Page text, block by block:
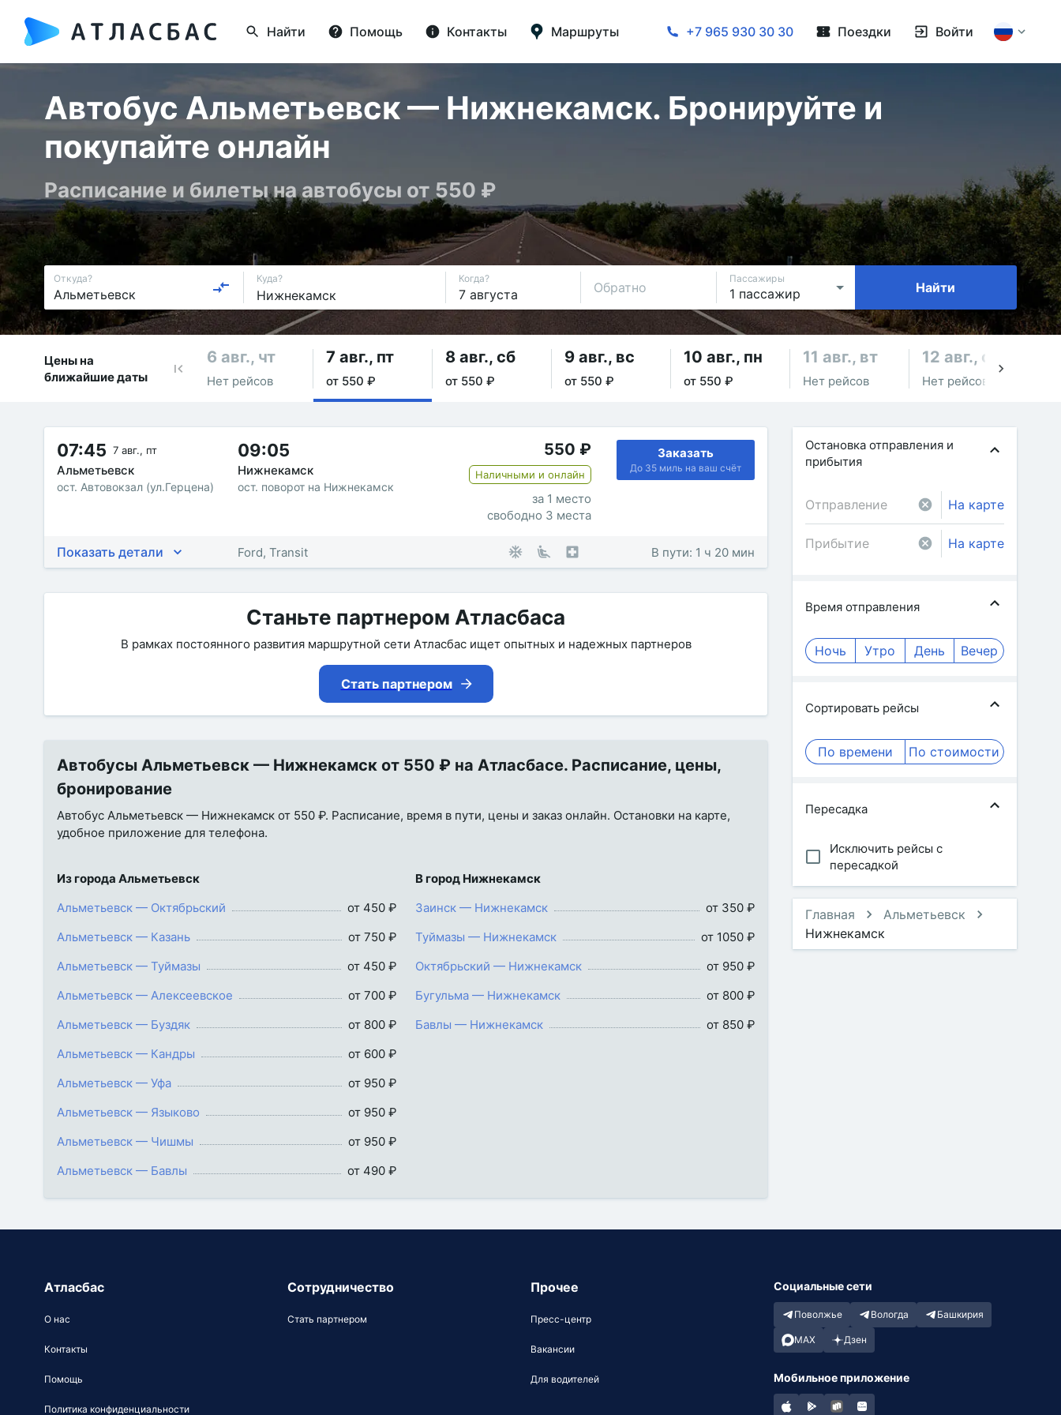
Найти Помощь Контакты Маршруты +7 965 930 30 30 Поездки Войти
Автобус Альметьевск — Нижнекамск. Бронируйте и
покупайте онлайн
Расписание и билеты на автобусы от 550 ₽
Откуда? Куда? Когда?
Обратно
Пассажиры
Найти
Цены на
ближайшие даты
6 авг., чт
Нет рейсов
7 авг., пт
от 550 ₽
8 авг., сб
от 550 ₽
9 авг., вс
от 550 ₽
10 авг., пн
от 550 ₽
11 авг., вт
Нет рейсов
12 авг., ср
Нет рейсов
07:45 7 авг., пт
Альметьевск
ост. Автовокзал (ул.Герцена)
09:05
Нижнекамск
ост. поворот на Нижнекамск
550 ₽
Наличными и онлайн
за 1 место
свободно 3 места
Заказать
До 35 миль на ваш счёт
Показать детали Ford, Transit В пути: 1 ч 20 мин
Станьте партнером Атласбаса
В рамках постоянного развития маршрутной сети Атласбас ищет опытных и надежных партнеров
Стать партнером
Автобусы Альметьевск — Нижнекамск от 550 ₽ на Атласбасе. Расписание, цены,
бронирование
Автобус Альметьевск — Нижнекамск от 550 ₽. Расписание, время в пути, цены и заказ онлайн. Остановки на карте,
удобное приложение для телефона.
Из города Альметьевск
Альметьевск — Октябрьский
от 450 ₽
Альметьевск — Казань
от 750 ₽
Альметьевск — Туймазы
от 450 ₽
Альметьевск — Алексеевское
от 700 ₽
Альметьевск — Буздяк
от 800 ₽
Альметьевск — Кандры
от 600 ₽
Альметьевск — Уфа
от 950 ₽
Альметьевск — Языково
от 950 ₽
Альметьевск — Чишмы
от 950 ₽
Альметьевск — Бавлы
от 490 ₽
В город Нижнекамск
Заинск — Нижнекамск
от 350 ₽
Туймазы — Нижнекамск
от 1050 ₽
Октябрьский — Нижнекамск
от 950 ₽
Бугульма — Нижнекамск
от 800 ₽
Бавлы — Нижнекамск
от 850 ₽
Остановка отправления и
прибытия
На карте
На карте
Время отправления
Ночь Утро День Вечер
Сортировать рейсы
По времени По стоимости
Пересадка
Исключить рейсы с
пересадкой
Главная
Альметьевск
Нижнекамск
Атласбас
О нас
Контакты
Помощь
Политика конфиденциальности
Сотрудничество
Стать партнером
Прочее
Пресс-центр
Вакансии
Для водителей
Социальные сети
Поволжье Вологда Башкирия
MAX Дзен
Мобильное приложение